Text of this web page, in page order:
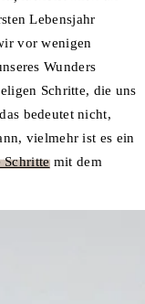
Lebensjahr
vor wenigen
Wunders
Schritte, die uns
bedeutet nicht,
vielmehr ist es ein
Schrittemit dem